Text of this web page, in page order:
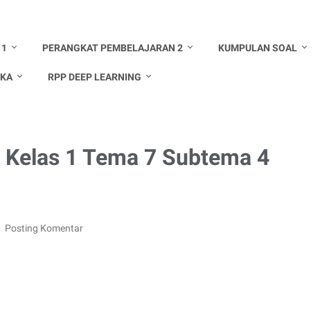
PERANGKAT PEMBELAJARAN 2 KUMPULAN SOAL
RPP DEEP LEARNING
1 Tema 7 Subtema 4
Posting Komentar